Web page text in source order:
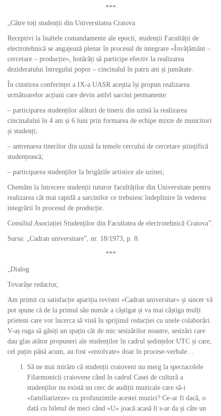
***
„Către toți studenții din Universitatea Craiova
Receptivi la înaltele comandamente ale epocii, studenții Facultății de
electrotehnică se angajează plenar în procesul de integrare «Învățământ –
cercetare – producție», hotărâți să participe efectiv la realizarea
dezideratului întregului popor – cincinalul în patru ani și jumătate.
În cinstirea conferinței a IX-a UASR aceștia își propun realizarea
următoarelor acțiuni care devin astfel sarcini permanente:
– participarea studenților alături de tinerii din uzină la realizarea
cincinalului în 4 ani și 6 luni prin formarea de echipe mixte de muncitori
și studenți;
– antrenarea tinerilor din uzină la temele cercului de cercetare științifică
studențească;
– participarea studenților la brigăzile artistice ale uzinei;
Chemăm la întrecere studenții tuturor facultăților din Universitate pentru
realizarea cât mai rapidă a sarcinilor ce trebuiesc îndeplinire în vederea
integrării în procesul de producție.
Consiliul Asociației Studenților din Facultatea de electrotehnică Craiova”.
Sursa: „Cadran universitare”, nr. 18/1973, p. 8.
***
„Dialog
Tovarășe redactor,
Am primit cu satisfacție apariția revistei «Cadran universitar» și sincer vă
pot spune că de la primul său număr a câștigat și va mai câștiga mulți
prieteni care vor încerca să vină în sprijinul redacției cu unele colaborări.
V-aș ruga să găsiți un spațiu cât de mic sesizărilor noastre, sesizări care
dau glas atâtor propuneri ale studenților în cadrul ședințelor UTC și care,
cel puțin până acum, au fost «rezolvate» doar în procese-verbale…
Să ne mai mirăm că studenții craioveni nu merg la spectacolele
Filarmonicii craiovene când în cadrul Casei de cultură a
studenților nu există un cerc de audiții muzicale care să-i
«familiarizeze» cu profunzimile acestei muzici? Ce-ar fi dacă, o
dată cu biletul de meci când «U» joacă acasă li s-ar da și câte un